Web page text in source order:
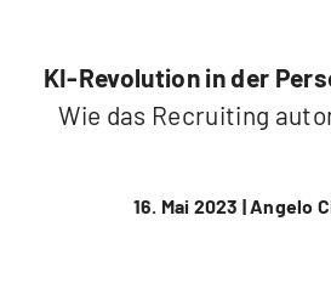
KI-Revolution in der
Wie das Recruiting
16. Mai 2023 |Angelo